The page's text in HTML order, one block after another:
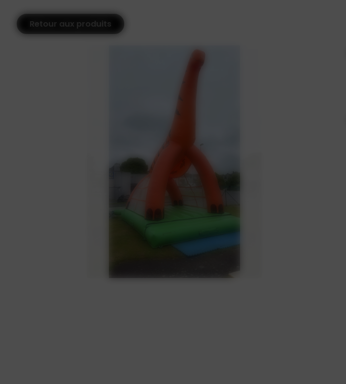
Retour aux produits